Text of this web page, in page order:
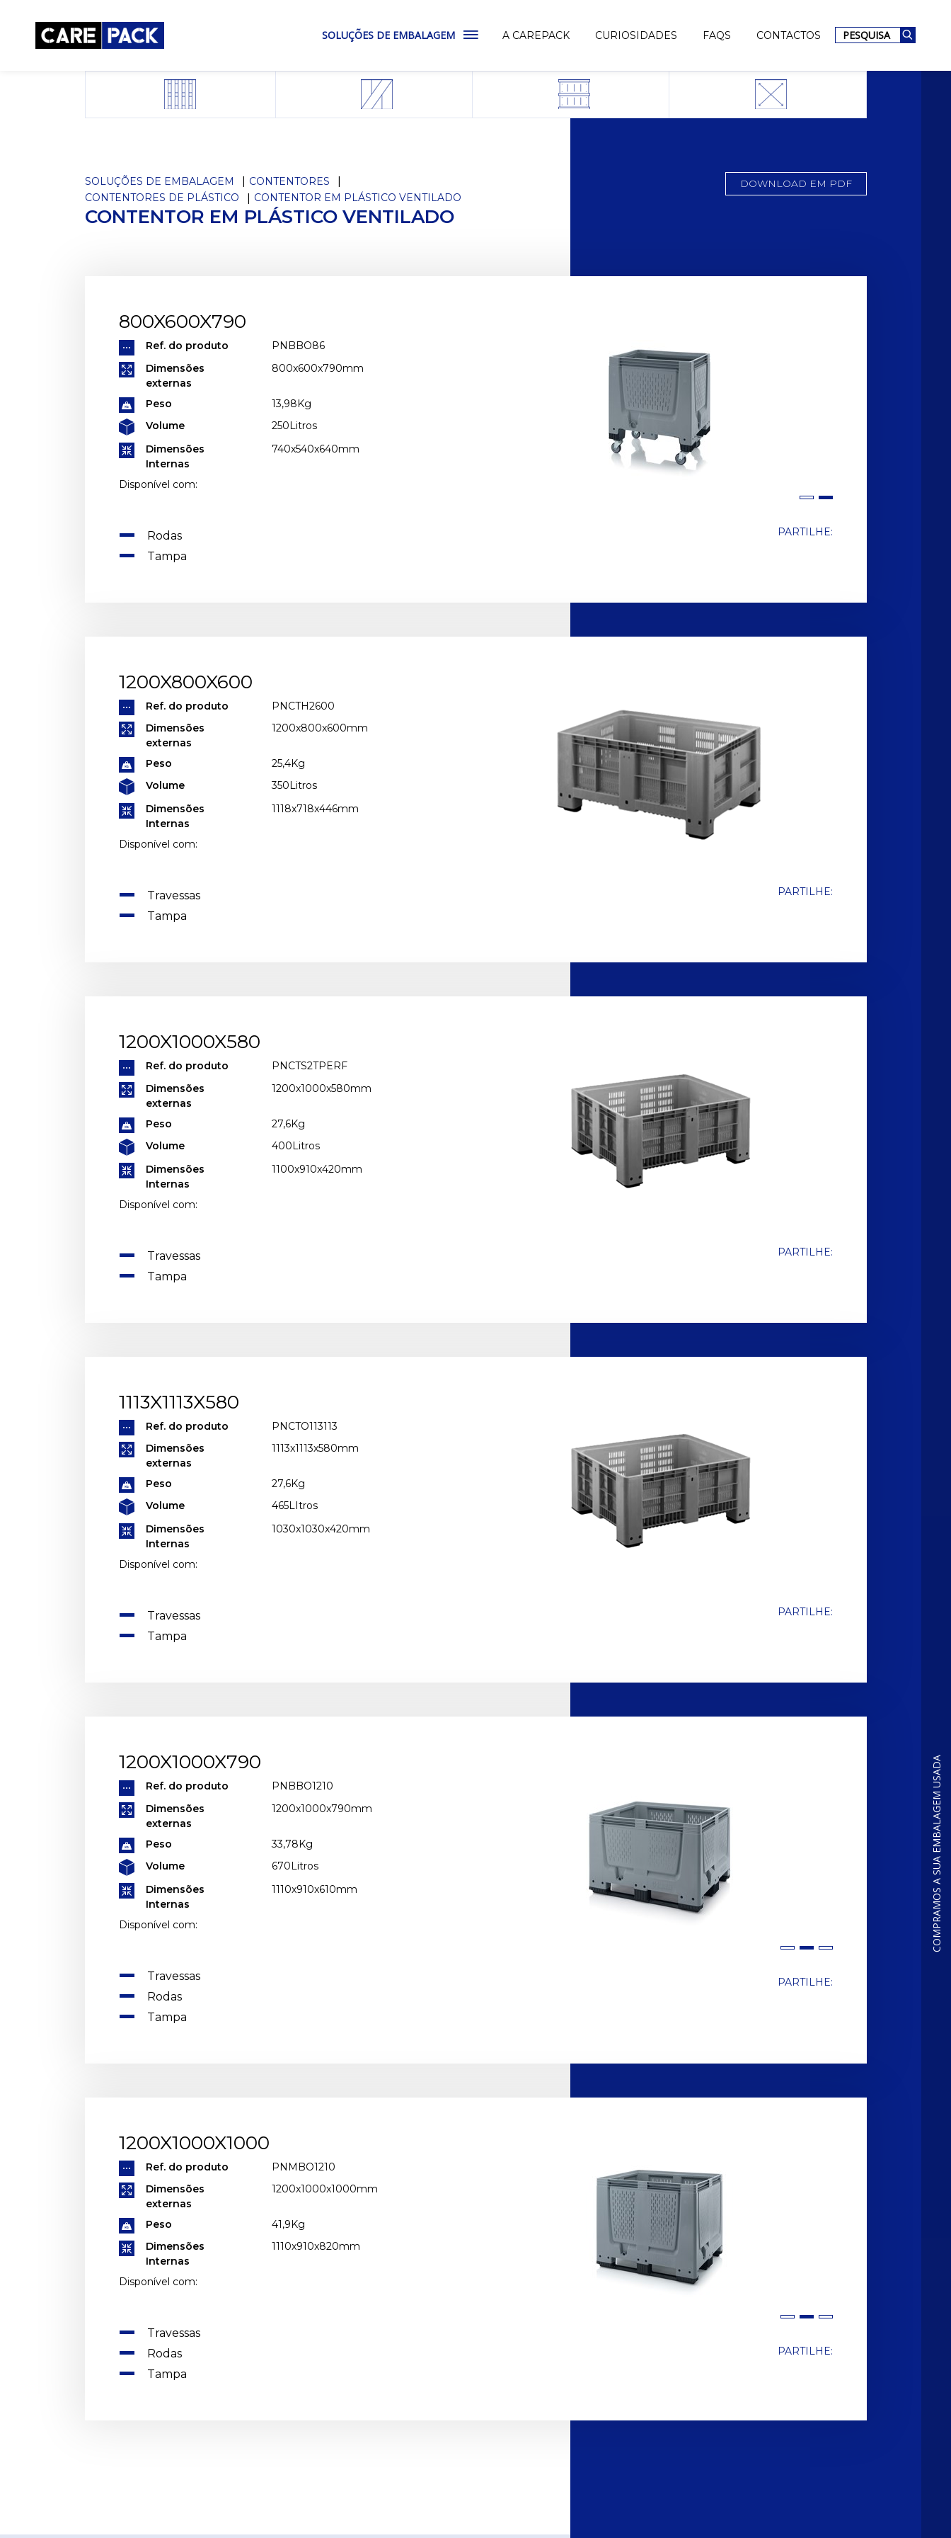
SOLUÇÕES DE EMBALAGEM A CAREPACK CURIOSIDADES FAQS CONTACTOS PESQUISA
COMPRAMOS A SUA EMBALAGEM USADA
SOLUÇÕES DE EMBALAGEM
CONTENTORES
CONTENTORES DE PLÁSTICO
CONTENTOR EM PLÁSTICO VENTILADO
CONTENTOR EM PLÁSTICO VENTILADO
DOWNLOAD EM PDF
800X600X790
Ref. do produto
PNBBO86
Dimensões
externas
800x600x790mm
Peso
13,98Kg
Volume
250Litros
Dimensões
Internas
740x540x640mm
Disponível com:
Rodas
Tampa
PARTILHE:
1200X800X600
Ref. do produto
PNCTH2600
Dimensões
externas
1200x800x600mm
Peso
25,4Kg
Volume
350Litros
Dimensões
Internas
1118x718x446mm
Disponível com:
Travessas
Tampa
PARTILHE:
1200X1000X580
Ref. do produto
PNCTS2TPERF
Dimensões
externas
1200x1000x580mm
Peso
27,6Kg
Volume
400Litros
Dimensões
Internas
1100x910x420mm
Disponível com:
Travessas
Tampa
PARTILHE:
1113X1113X580
Ref. do produto
PNCTO113113
Dimensões
externas
1113x1113x580mm
Peso
27,6Kg
Volume
465LItros
Dimensões
Internas
1030x1030x420mm
Disponível com:
Travessas
Tampa
PARTILHE:
1200X1000X790
Ref. do produto
PNBBO1210
Dimensões
externas
1200x1000x790mm
Peso
33,78Kg
Volume
670Litros
Dimensões
Internas
1110x910x610mm
Disponível com:
Travessas
Rodas
Tampa
PARTILHE:
1200X1000X1000
Ref. do produto
PNMBO1210
Dimensões
externas
1200x1000x1000mm
Peso
41,9Kg
Dimensões
Internas
1110x910x820mm
Disponível com:
Travessas
Rodas
Tampa
PARTILHE: